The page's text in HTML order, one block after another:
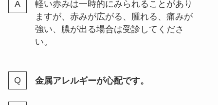
軽い赤みは一時的にみられることがあり
ますが、赤みが広がる、腫れる、痛みが
強い、膿が出る場合は受診してくださ
い。
金属アレルギーが心配です。